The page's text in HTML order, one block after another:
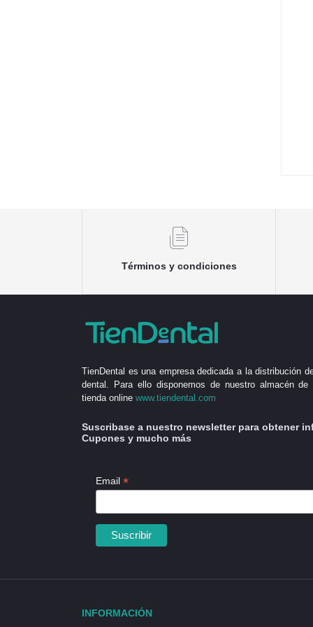
Términos y condiciones
TienDental es una empresa dedicada a la distribución
dental. Para ello disponemos de nuestro almacén
tienda online www.tiendental.com
Suscribase a nuestro newsletter para obtener
Cupones y mucho más
Email *
INFORMACIÓN